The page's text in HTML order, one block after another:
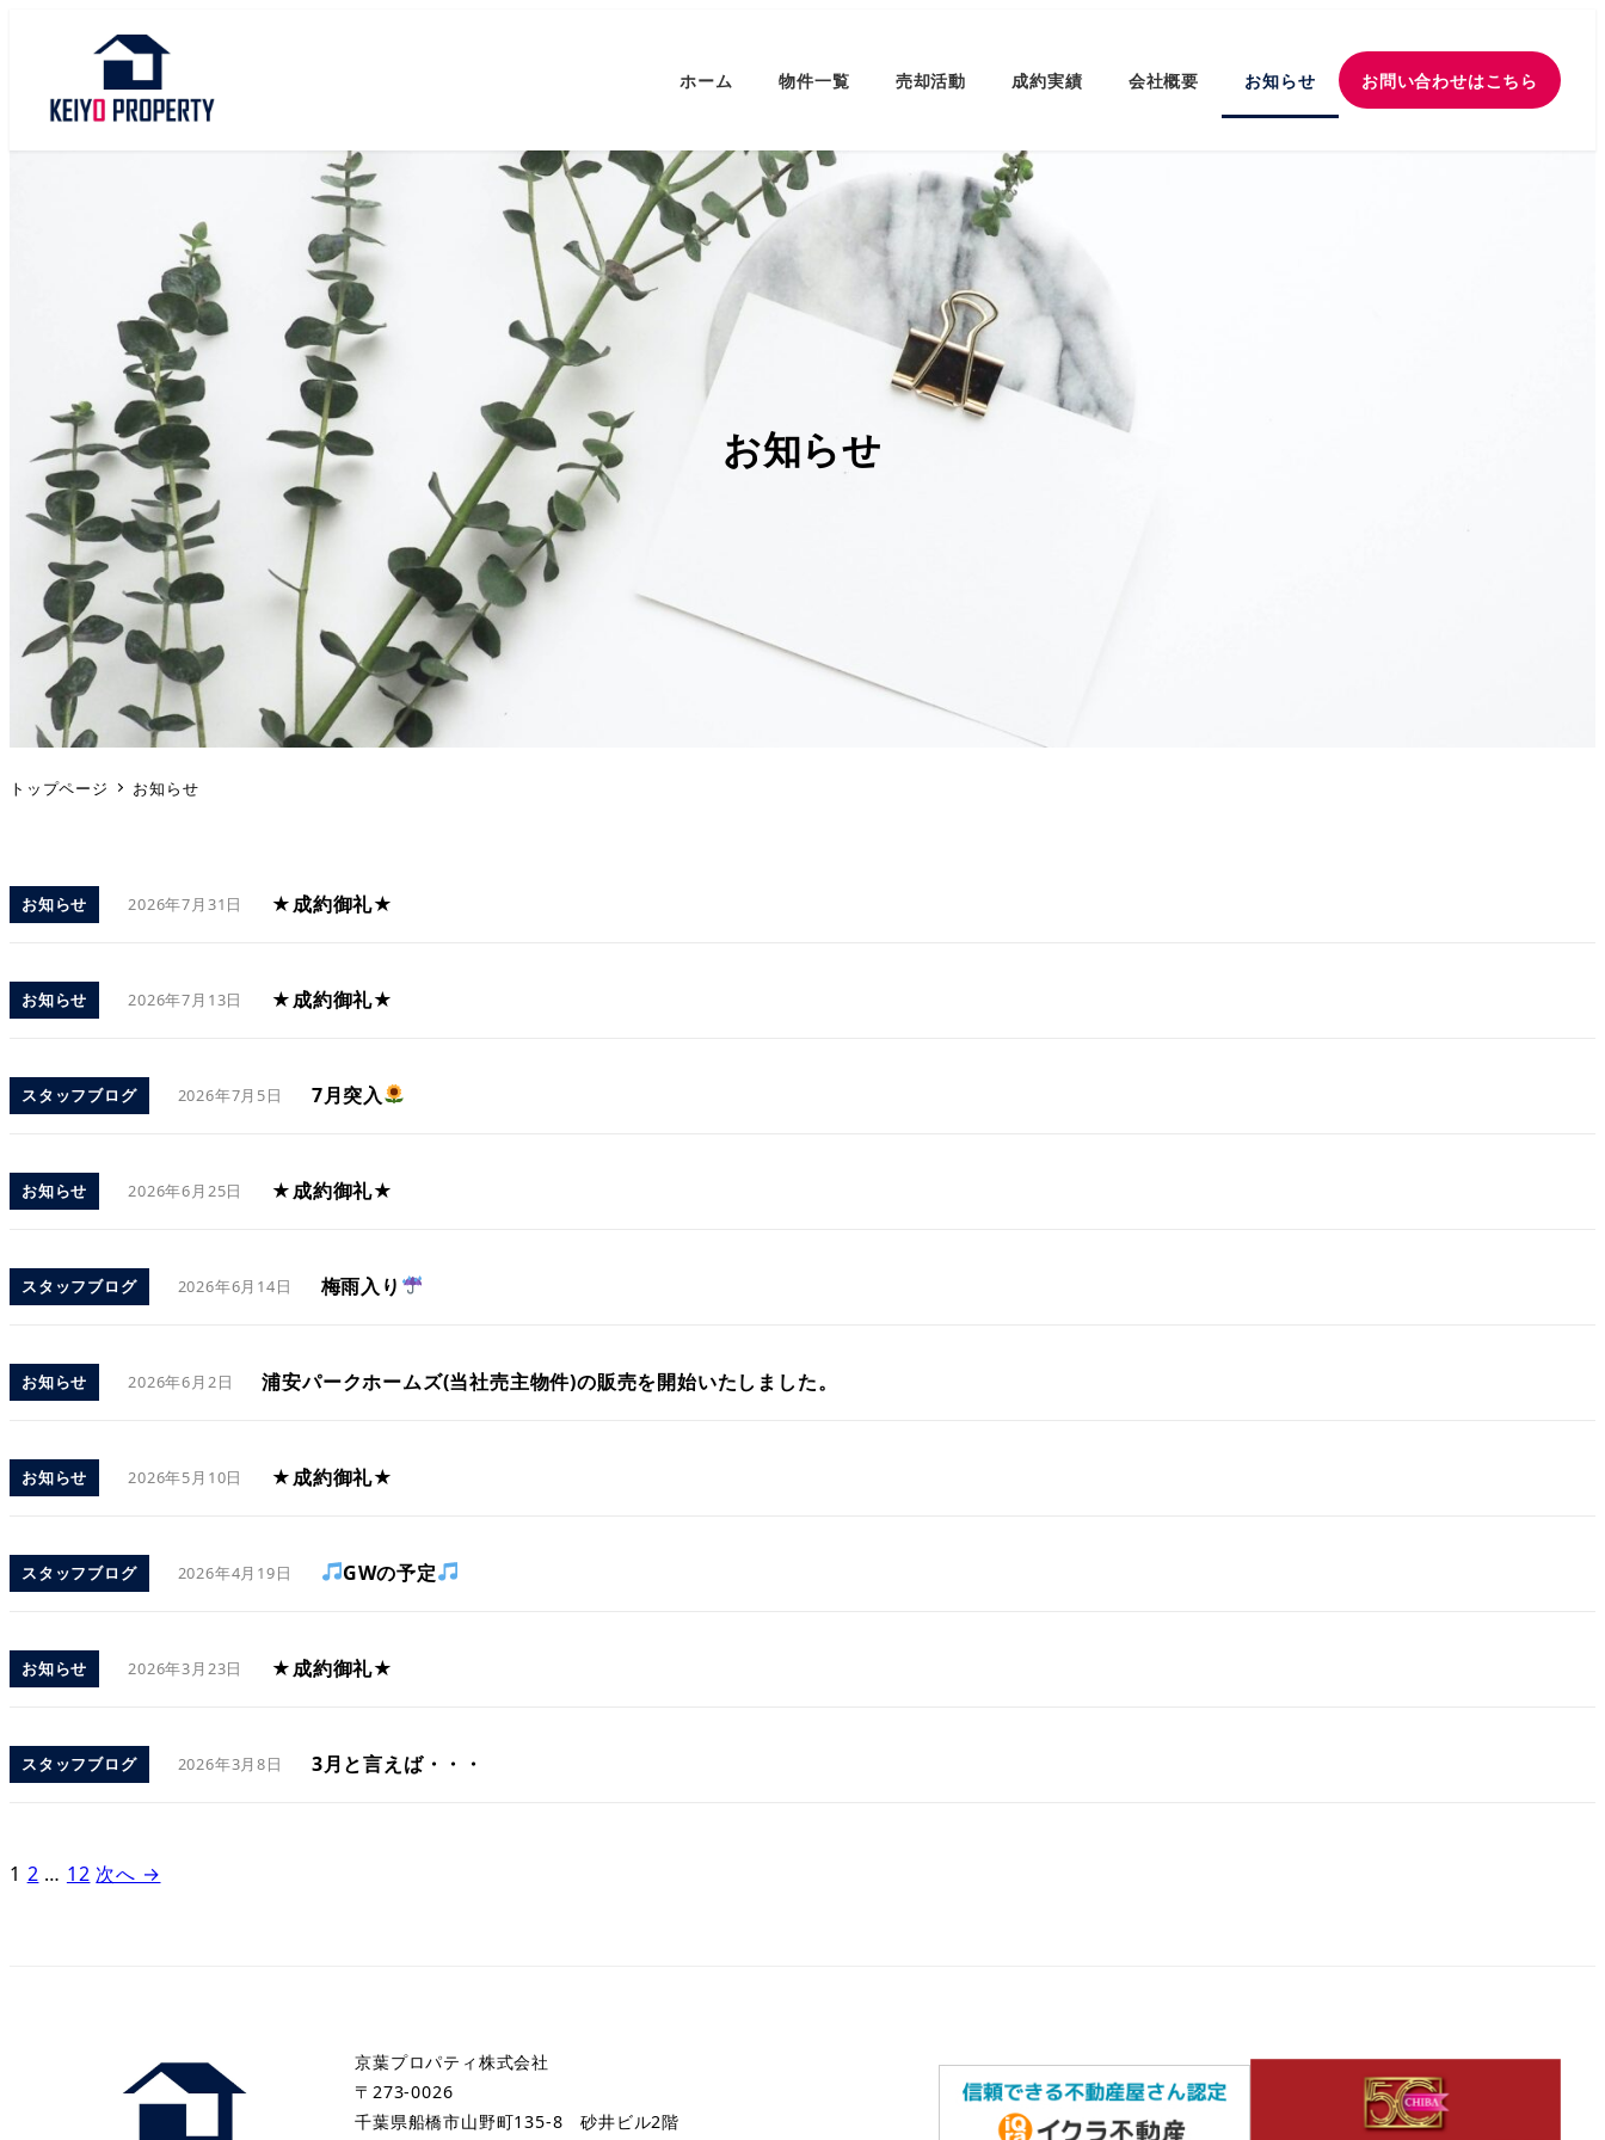
ホーム 物件一覧 売却活動 成約実績 会社概要 お知らせ お問い合わせはこちら
お知らせ
トップページ お知らせ
★成約御礼★
2026年7月31日
お知らせ
★成約御礼★
2026年7月13日
お知らせ
7月突入
2026年7月5日
スタッフブログ
★成約御礼★
2026年6月25日
お知らせ
梅雨入り
2026年6月14日
スタッフブログ
浦安パークホームズ(当社売主物件)の販売を開始いたしました。
2026年6月2日
お知らせ
★成約御礼★
2026年5月10日
お知らせ
GWの予定
2026年4月19日
スタッフブログ
★成約御礼★
2026年3月23日
お知らせ
3月と言えば・・・
2026年3月8日
スタッフブログ
1 2 … 12 次へ →
京葉プロパティ株式会社
〒273-0026
千葉県船橋市山野町135-8 砂井ビル2階